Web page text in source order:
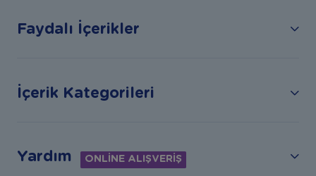
Faydalı İçerikler
İçerik Kategorileri
Yardım ONLİNE ALIŞVERİŞ